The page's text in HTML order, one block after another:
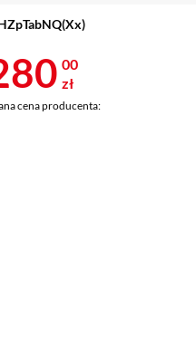
1 280 zł
00
zł
cena producenta: